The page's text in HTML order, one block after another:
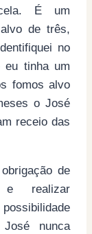
É um
de três,
no
eu tinha um
fomos alvo
o José
receio das
de
e realizar
nunca